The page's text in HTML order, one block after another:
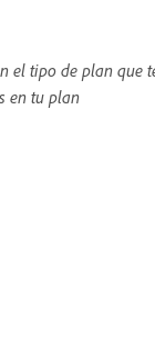
el tipo de plan que
en tu plan